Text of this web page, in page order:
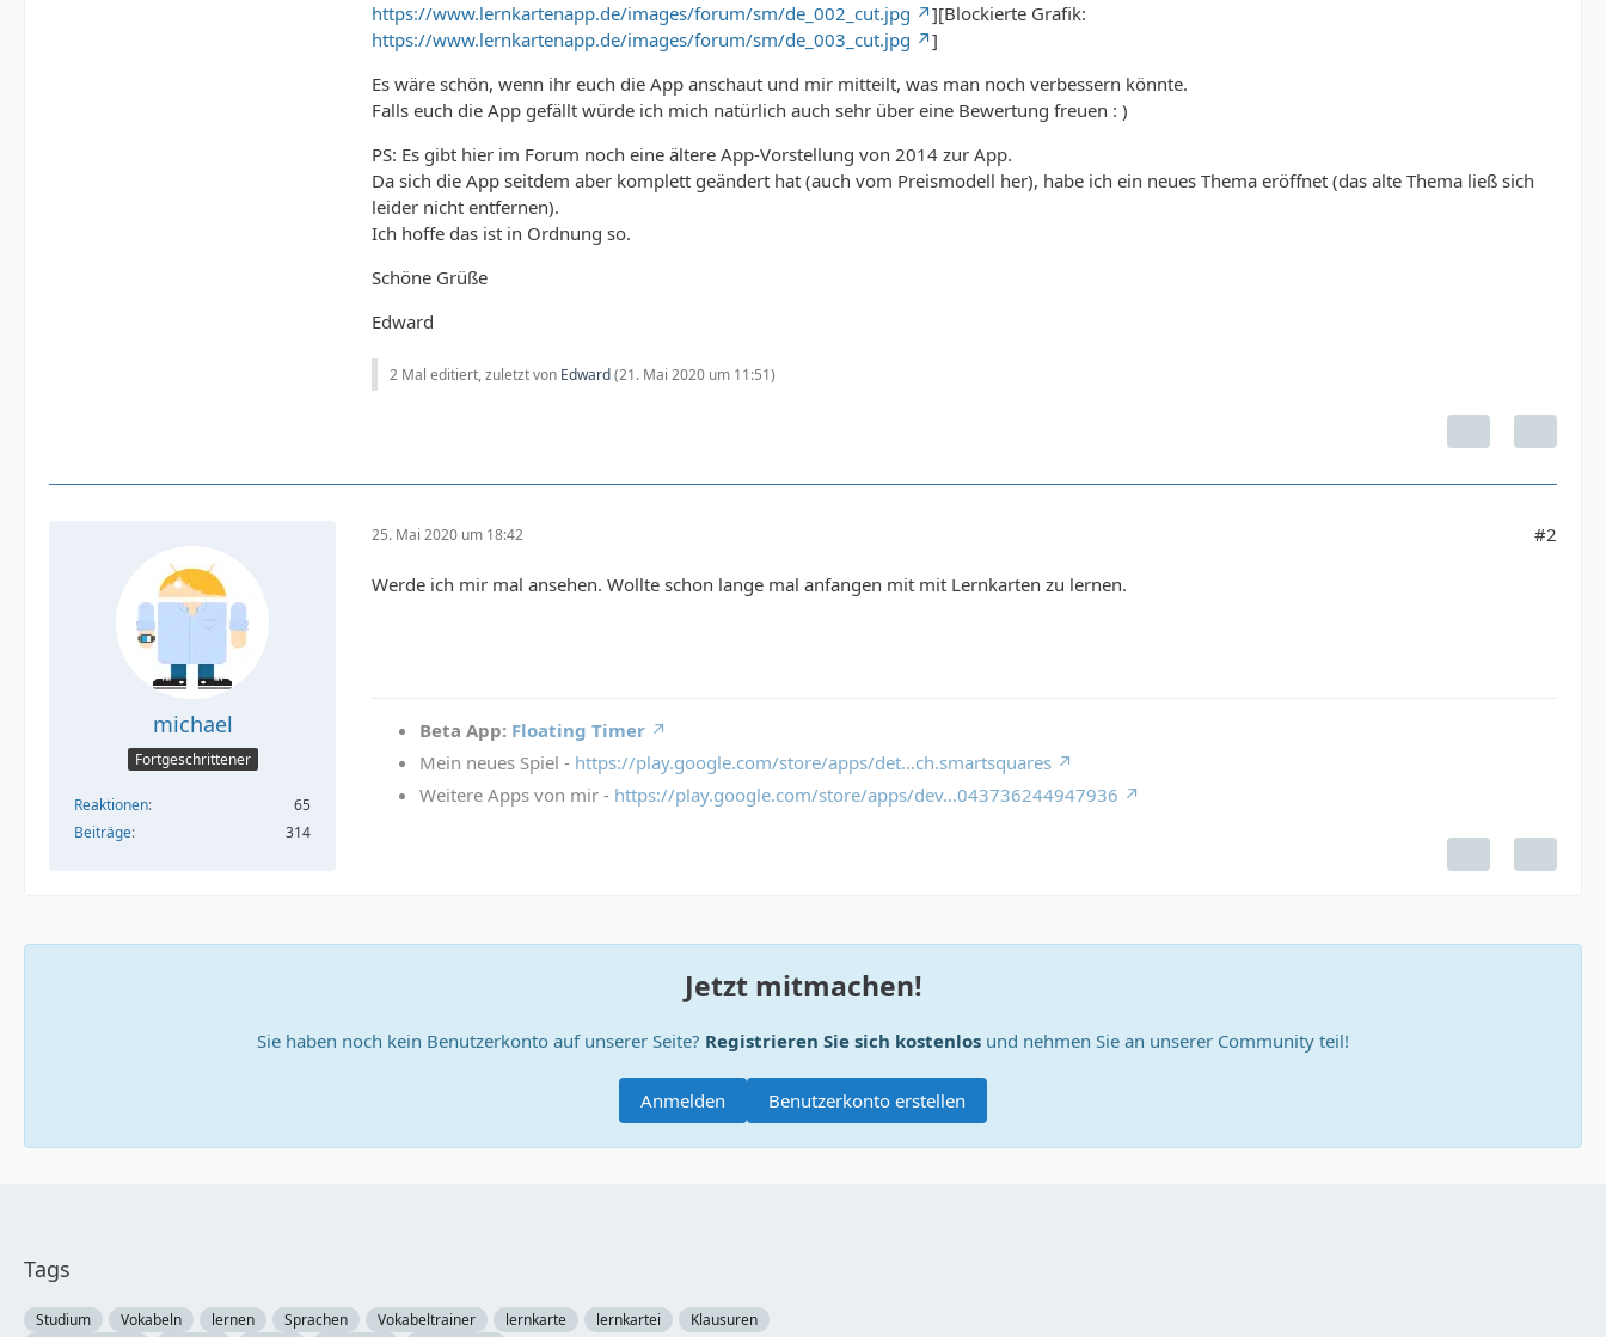
https://www.lernkartenapp.de/images/forum/sm/de_002_cut.jpg
][Blockierte Grafik:
https://www.lernkartenapp.de/images/forum/sm/de_003_cut.jpg
]
Es wäre schön, wenn ihr euch die App anschaut und mir mitteilt, was man noch verbessern könnte.
Falls euch die App gefällt würde ich mich natürlich auch sehr über eine Bewertung freuen : )
PS: Es gibt hier im Forum noch eine ältere App-Vorstellung von 2014 zur App.
Da sich die App seitdem aber komplett geändert hat (auch vom Preismodell her), habe ich ein neues Thema eröffnet (das alte Thema ließ sich
leider nicht entfernen).
Ich hoffe das ist in Ordnung so.
Schöne Grüße
Edward
2 Mal editiert, zuletzt von Edward(21. Mai 2020 um 11:51)
michael
Fortgeschrittener
Reaktionen
65
Beiträge
314
25. Mai 2020 um 18:42 #2
Werde ich mir mal ansehen. Wollte schon lange mal anfangen mit mit Lernkarten zu lernen.
Beta App: Floating Timer
Mein neues Spiel - https://play.google.com/store/apps/det…ch.smartsquares
Weitere Apps von mir - https://play.google.com/store/apps/dev…043736244947936
Jetzt mitmachen!
Sie haben noch kein Benutzerkonto auf unserer Seite? Registrieren Sie sich kostenlos und nehmen Sie an unserer Community teil!
Benutzerkonto erstellen
Anmelden
Tags
Studium Vokabeln lernen Sprachen Vokabeltrainer lernkarte lernkartei
Klausuren